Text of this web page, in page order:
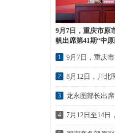
9月7日，重庆市原
帆出席第41期“中
1
2
3 龙永图部长出
4